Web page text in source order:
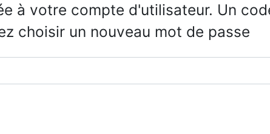
à votre compte d'utilisateur. Un
choisir un nouveau mot de passe